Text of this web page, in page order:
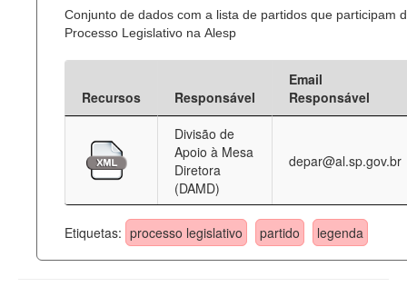
Conjunto de dados com a lista de partidos que participam
Processo Legislativo na Alesp
Recursos Responsável
Email
Responsável
Divisão de
Apoio à Mesa
Diretora
(DAMD)
depar@al.sp.gov.br
Etiquetas: processo legislativo partido legenda